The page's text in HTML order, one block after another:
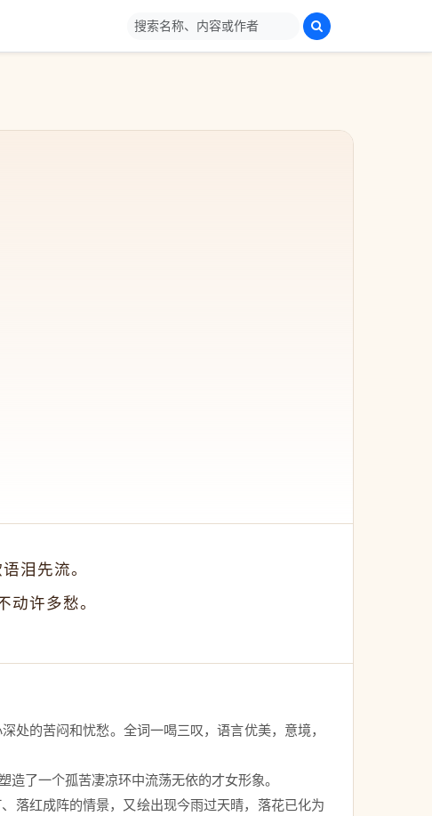
泪先流。
许多愁。
的苦闷和忧愁。全词一喝三叹，语言优美，意境，
造了一个孤苦凄凉环中流荡无依的才女形象。
红成阵的情景，又绘出现今雨过天晴，落花已化为